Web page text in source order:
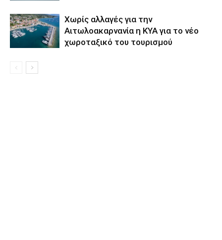
Xωρίς αλλαγές για την
Αιτωλοακαρνανία η ΚΥΑ για το νέο
χωροταξικό του τουρισμού